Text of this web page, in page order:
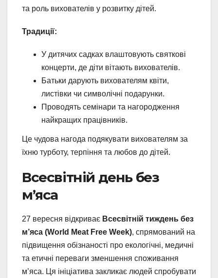
та роль вихователів у розвитку дітей.
Традиції:
У дитячих садках влаштовують святкові
концерти, де діти вітають вихователів.
Батьки дарують вихователям квіти,
листівки чи символічні подарунки.
Проводять семінари та нагородження
найкращих працівників.
Це чудова нагода подякувати вихователям за
їхню турботу, терпіння та любов до дітей.
Всесвітній день без
м’яса
27 вересня відкриває Всесвітній тиждень без
м’яса (World Meat Free Week), спрямований на
підвищення обізнаності про екологічні, медичні
та етичні переваги зменшення споживання
м’яса. Ця ініціатива закликає людей спробувати